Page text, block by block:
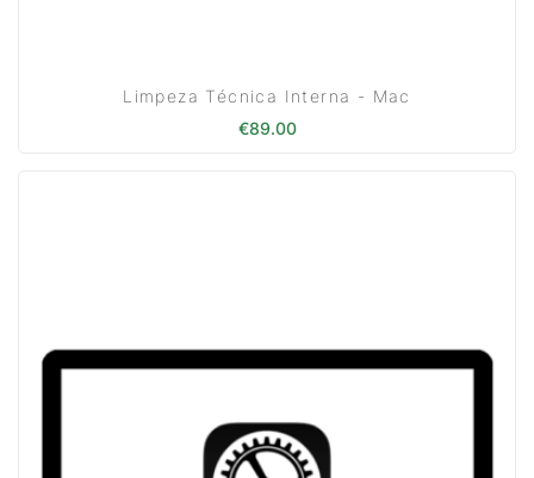
Limpeza Técnica Interna - Mac
€89.00